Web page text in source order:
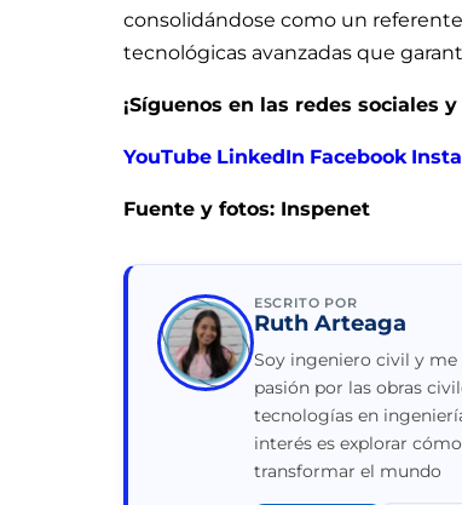
consolidándose como un
tecnológicas avanzadas que
¡Síguenos en las redes sociales
YouTube LinkedIn Facebook
Fuente y fotos: Inspenet
ESCRITO POR
Ruth Arteaga
Soy ingeniero civil y me
pasión por las obras
tecnologías en
interés es explorar
transformar el mundo